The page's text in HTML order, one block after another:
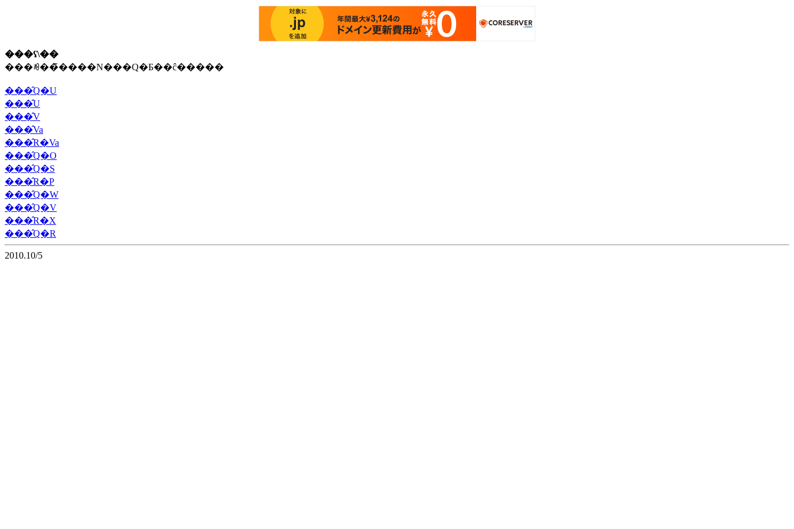
���ʕ\��
���ꂼ��̃����N���Q�Ƃ��ĉ�����
���̂Q�U
���̂U
���̂V
���̂Va
���̂R�Va
���̂Q�O
���̂Q�S
���̂R�P
���̂Q�W
���̂Q�V
���̂R�X
���̂Q�R
2010.10/5